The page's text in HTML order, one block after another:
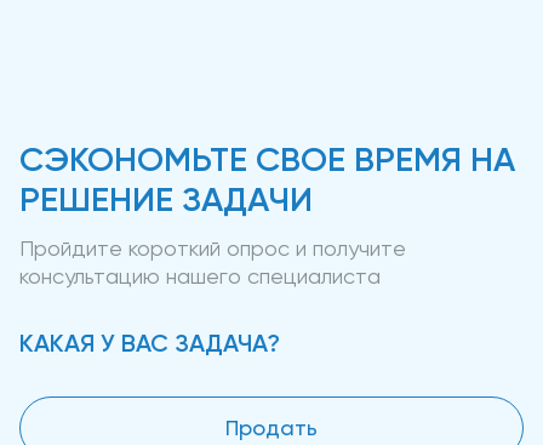
СЭКОНОМЬТЕ СВОЕ ВРЕМЯ НА
РЕШЕНИЕ ЗАДАЧИ
Пройдите короткий опрос и получите
консультацию нашего специалиста
КАКАЯ У ВАС ЗАДАЧА?
Продать